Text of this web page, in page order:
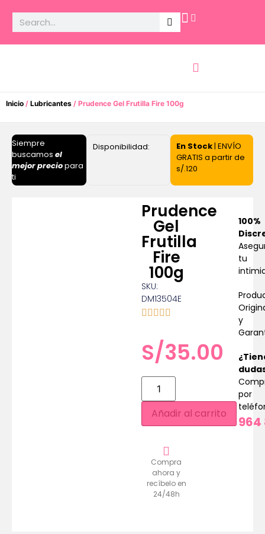
Inicio / Lubricantes / Prudence Gel Frutilla Fire 100g
Siempre
buscamos el
mejor preciopara
ti
Disponibilidad: En Stock| ENVÍO
GRATIS a partir de
s/.120
Prudence
Gel
Frutilla
Fire
100g
SKU:
DM13504E
S/35.00
Añadir al carrito
Compra
ahora y
recíbelo en
24/48h
100%
tu
y
por
964